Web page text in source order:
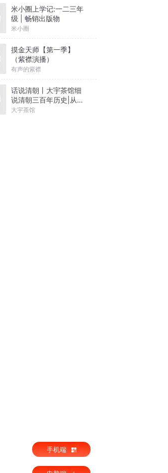
米小圈上学记:一二三年
级 | 畅销出版物
米小圈
摸金天师【第一季】
（紫襟演播）
有声的紫襟
话说清朝丨大宇茶馆细
说清朝三百年历史|从努
尔哈赤到末代皇帝溥仪|
大宇茶馆
手机端